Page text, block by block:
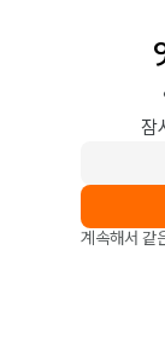
잠
계속해서 같